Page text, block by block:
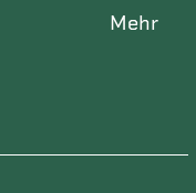
mehr